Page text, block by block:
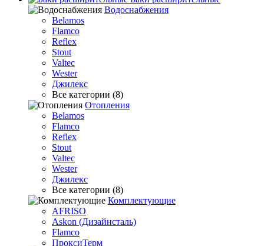
Водоснабжения
Belamos
Flamco
Reflex
Stout
Valtec
Wester
Джилекс
Все категории (8)
Отопления
Belamos
Flamco
Reflex
Stout
Valtec
Wester
Джилекс
Все категории (8)
Комплектующие
AFRISO
Askon (Дизайнсталь)
Flamco
ПроксиТерм